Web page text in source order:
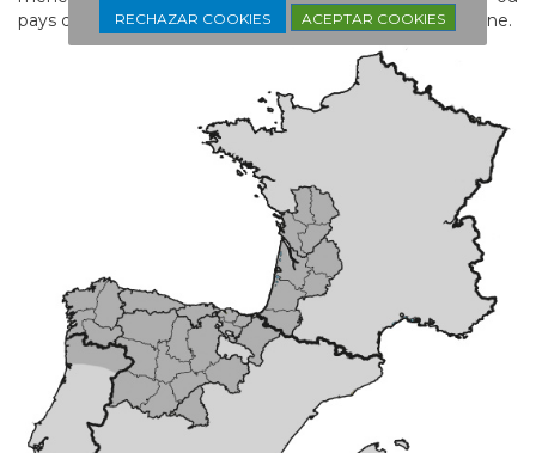
pays du sud de l'Europe appartenant à l’Union Européenne.
RECHAZAR COOKIES ACEPTAR COOKIES